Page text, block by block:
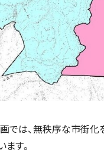
では、無秩序な市街化
ます。